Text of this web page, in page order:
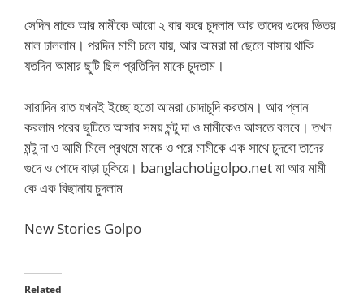
সেদিন মাকে আর মামীকে আরো ২ বার করে চুদলাম আর তাদের গুদের ভিতর
মাল ঢাললাম। পরদিন মামী চলে যায়, আর আমরা মা ছেলে বাসায় থাকি
যতদিন আমার ছুটি ছিল প্রতিদিন মাকে চুদতাম।
সারাদিন রাত যখনই ইচ্ছে হতো আমরা চোদাচুদি করতাম। আর প্লান
করলাম পরের ছুটিতে আসার সময় মন্টু দা ও মামীকেও আসতে বলবে। তখন
মন্টু দা ও আমি মিলে প্রথমে মাকে ও পরে মামীকে এক সাথে চুদবো তাদের
গুদে ও পোদে বাড়া ঢুকিয়ে। banglachotigolpo.net মা আর মামী
কে এক বিছানায় চুদলাম
New Stories Golpo
Related